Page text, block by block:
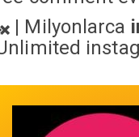
| Milyonlarca